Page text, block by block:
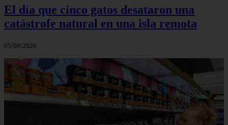
El día que cinco gatos desataron una
catástrofe natural en una isla remota
05/08/2026